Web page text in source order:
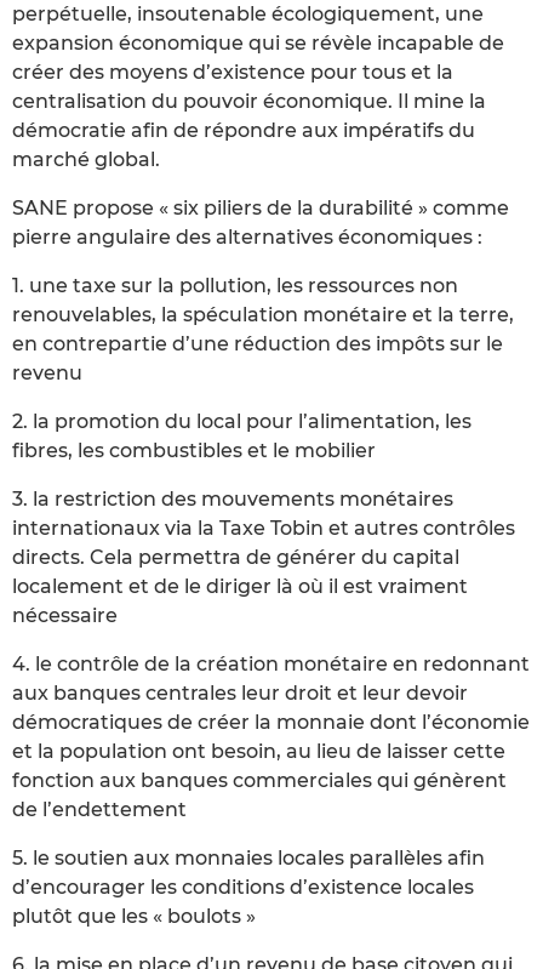
perpétuelle, insoutenable écologiquement, une
expansion économique qui se révèle incapable de
créer des moyens d’existence pour tous et la
centralisation du pouvoir économique. Il mine la
démocratie afin de répondre aux impératifs du
marché global.
SANE propose « six piliers de la durabilité » comme
pierre angulaire des alternatives économiques :
1. une taxe sur la pollution, les ressources non
renouvelables, la spéculation monétaire et la terre,
en contrepartie d’une réduction des impôts sur le
revenu
2. la promotion du local pour l’alimentation, les
fibres, les combustibles et le mobilier
3. la restriction des mouvements monétaires
internationaux via la Taxe Tobin et autres contrôles
directs. Cela permettra de générer du capital
localement et de le diriger là où il est vraiment
nécessaire
4. le contrôle de la création monétaire en redonnant
aux banques centrales leur droit et leur devoir
démocratiques de créer la monnaie dont l’économie
et la population ont besoin, au lieu de laisser cette
fonction aux banques commerciales qui génèrent
de l’endettement
5. le soutien aux monnaies locales parallèles afin
d’encourager les conditions d’existence locales
plutôt que les « boulots »